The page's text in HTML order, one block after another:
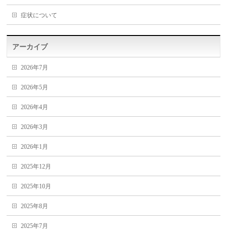
症状について
アーカイブ
2026年7月
2026年5月
2026年4月
2026年3月
2026年1月
2025年12月
2025年10月
2025年8月
2025年7月